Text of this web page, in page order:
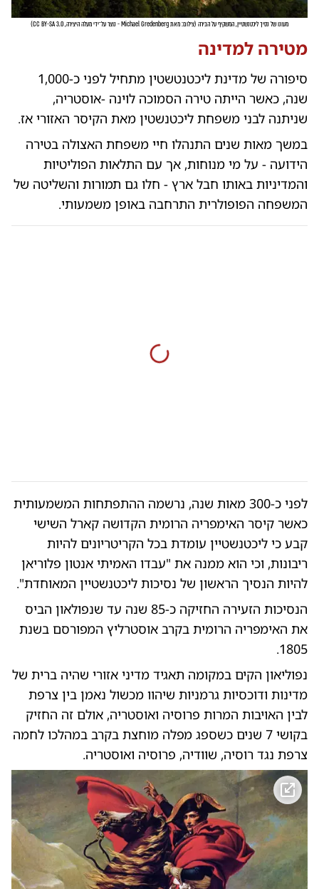
מעונו של נסיך ליכטנשטיין, המשקיף על הבירה (צילום: מאת Michael Gredenberg - נוצר על־ידי מעלה היצירה, CC BY-SA 3.0 )
מטירה למדינה
סיפורה של מדינת ליכטנטשטין מתחיל לפני כ-1,000
שנה, כאשר הייתה טירה הסמוכה לוינה -אוסטריה,
שניתנה לבני משפחת ליכטנשטין מאת הקיסר האזורי אז.
במשך מאות שנים התנהלו חיי משפחת האצולה בטירה
הידועה - על מי מנוחות, אך עם התלאות הפוליטיות
והמדיניות באותו חבל ארץ - חלו גם תמורות והשליטה של
המשפחה הפופולרית התרחבה באופן משמעותי.
לפני כ-300 מאות שנה, נרשמה ההתפתחות המשמעותית
כאשר קיסר האימפריה הרומית הקדושה קארל השישי
קבע כי ליכטנשטיין עומדת בכל הקריטריונים להיות
ריבונות, וכי הוא ממנה את "עבדו האמיתי אנטון פלוריאן
להיות הנסיך הראשון של נסיכות ליכטנשטיין המאוחדת".
הנסיכות הזעירה החזיקה כ-85 שנה עד שנפולאון הביס
את האימפריה הרומית בקרב אוסטרליץ המפורסם בשנת
1805.
נפוליאון הקים במקומה תאגיד מדיני אזורי שהיה ברית של
מדינות ודוכסיות גרמניות שיהוו מכשול נאמן בין צרפת
לבין האויבות המרות פרוסיה ואוסטריה, אולם זה החזיק
בקושי 7 שנים כשספג מפלה מוחצת בקרב במהלכו לחמה
צרפת נגד רוסיה, שוודיה, פרוסיה ואוסטריה.